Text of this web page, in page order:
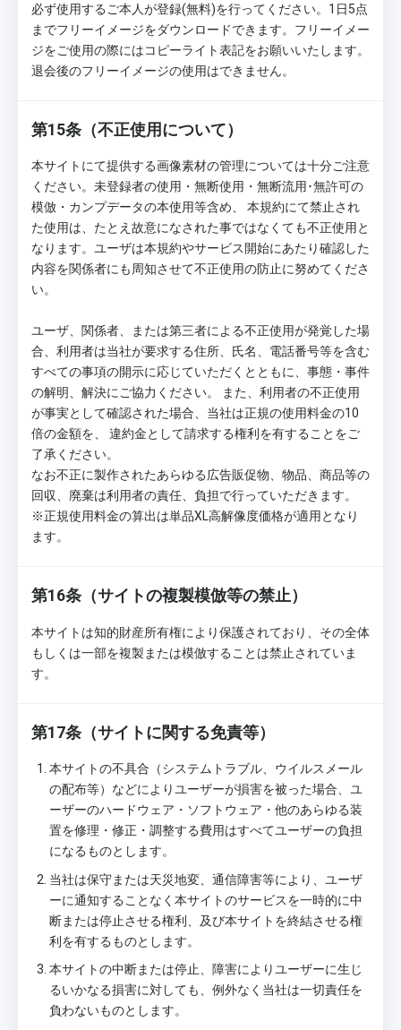
必ず使用するご本人が登録(無料)を行ってください。1日5点
までフリーイメージをダウンロードできます。フリーイメー
ジをご使用の際にはコピーライト表記をお願いいたします。
退会後のフリーイメージの使用はできません。
第15条（不正使用について）
本サイトにて提供する画像素材の管理については十分ご注意
ください。未登録者の使用・無断使用・無断流用･無許可の
模倣・カンプデータの本使用等含め、 本規約にて禁止され
た使用は、たとえ故意になされた事ではなくても不正使用と
なります。ユーザは本規約やサービス開始にあたり確認した
内容を関係者にも周知させて不正使用の防止に努めてくださ
い。
ユーザ、関係者、または第三者による不正使用が発覚した場
合、利用者は当社が要求する住所、氏名、電話番号等を含む
すべての事項の開示に応じていただくとともに、事態・事件
の解明、解決にご協力ください。 また、利用者の不正使用
が事実として確認された場合、当社は正規の使用料金の10
倍の金額を、 違約金として請求する権利を有することをご
了承ください。
なお不正に製作されたあらゆる広告販促物、物品、商品等の
回収、廃棄は利用者の責任、負担で行っていただきます。
※正規使用料金の算出は単品XL高解像度価格が適用となり
ます。
第16条（サイトの複製模倣等の禁止）
本サイトは知的財産所有権により保護されており、その全体
もしくは一部を複製または模倣することは禁止されていま
す。
第17条（サイトに関する免責等）
本サイトの不具合（システムトラブル、ウイルスメール
の配布等）などによりユーザーが損害を被った場合、ユ
ーザーのハードウェア・ソフトウェア・他のあらゆる装
置を修理・修正・調整する費用はすべてユーザーの負担
になるものとします。
当社は保守または天災地変、通信障害等により、ユーザ
ーに通知することなく本サイトのサービスを一時的に中
断または停止させる権利、及び本サイトを終結させる権
利を有するものとします。
本サイトの中断または停止、障害によりユーザーに生じ
るいかなる損害に対しても、例外なく当社は一切責任を
負わないものとします。